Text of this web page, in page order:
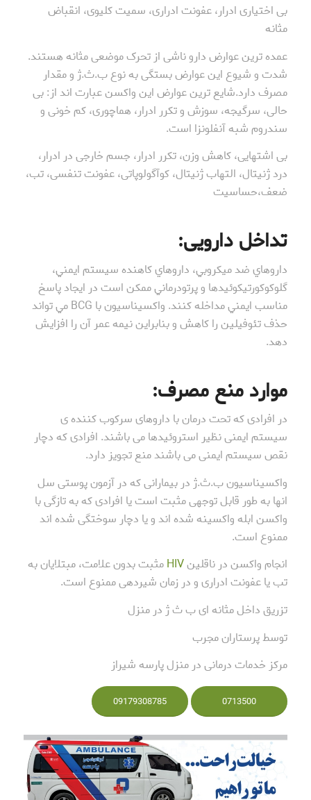
بی اختیاری ادرار، عفونت ادراری، سمیت کلیوی، انقباض
مثانه
عمده ترین عوارض دارو ناشی از تحرک موضعی مثانه هستند.
شدت و شیوع این عوارض بستگی به نوع ب.ث.ژ و مقدار
مصرف دارد.شایع ترین عوارض این واکسن عبارت اند از: بی
حالی، سرگیجه، سوزش و تکرر ادرار، هماچوری، کم خونی و
سندروم شبه آنفلونزا است.
بی اشتهایی، کاهش وزن، تکرر ادرار، جسم خارجی در ادرار،
درد ژنیتال، التهاب ژنیتال، کوآگولوپاتی، عفونت تنفسی، تب،
ضعف،حساسیت
تداخل دارویی:
داروهاي ضد ميكروبي، داروهاي كاهنده سيستم ايمني،
گلوكوكورتيكوئيدها و پرتودرماني ممكن است در ايجاد پاسخ
مناسب ايمني مداخله كنند. واكسيناسيون با BCG مي تواند
حذف تئوفيلين را كاهش و بنابراين نيمه عمر آن را افزايش
دهد.
موارد منع مصرف:
در افرادی که تحت درمان با داروهای سرکوب کننده ی
سیستم ایمنی نظیر استروئیدها می باشند. افرادی که دچار
نقص سیستم ایمنی می باشند منع تجویز دارد.
واکسیناسیون ب.ث.ژ در بیمارانی که در آزمون پوستی سل
انها به طور قابل توجهی مثبت است یا افرادی که به تازگی با
واکسن ابله واکسینه شده اند و یا دچار سوختگی شده اند
ممنوع است.
انجام واکسن در ناقلینHIVمثبت بدون علامت، مبتلایان به
تب یا عفونت ادراری و در زمان شیردهی ممنوع است.
تزریق داخل مثانه ای ب ث ژ در منزل
توسط پرستاران مجرب
مرکز خدمات درمانی در منزل پارسه شیراز
0713500
09179308785